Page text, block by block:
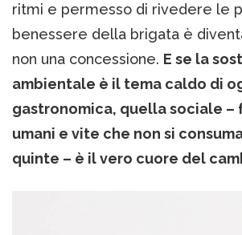
ritmi e permesso di rivedere le
benessere della brigata è
non una concessione. E se la
ambientale è il tema caldo di
gastronomica, quella sociale –
umani e vite che non si
quinte – è il vero cuore del